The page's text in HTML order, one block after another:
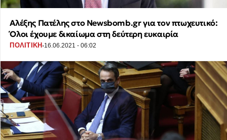
Αλέξης Πατέλης στο Newsbomb.gr για τον πτωχευτικό:
Όλοι έχουμε δικαίωμα στη δεύτερη ευκαιρία
ΠΟΛΙΤΙΚΗ ·16.06.2021 - 06:02